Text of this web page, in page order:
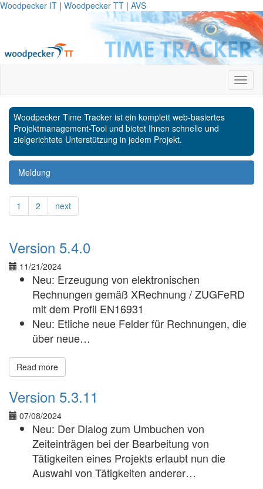
Woodpecker IT | Woodpecker TT | AVS
Woodpecker Time Tracker ist ein komplett web-basiertes
Projektmanagement-Tool und bietet Ihnen schnelle und
zielgerichtete Unterstützung in jedem Projekt.
Meldung
1 2 next
Version 5.4.0
11/21/2024
Neu: Erzeugung von elektronischen
Rechnungen gemäß XRechnung / ZUGFeRD
mit dem Profil EN16931
Neu: Etliche neue Felder für Rechnungen, die
über neue…
Read more
Version 5.3.11
07/08/2024
Neu: Der Dialog zum Umbuchen von
Zeiteinträgen bei der Bearbeitung von
Tätigkeiten eines Projekts erlaubt nun die
Auswahl von Tätigkeiten anderer…